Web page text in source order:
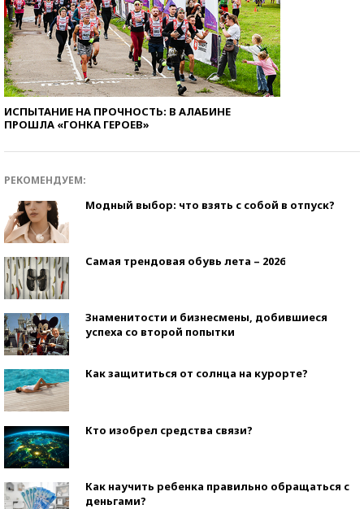
ИСПЫТАНИЕ НА ПРОЧНОСТЬ: В АЛАБИНЕ
ПРОШЛА «ГОНКА ГЕРОЕВ»
РЕКОМЕНДУЕМ:
Модный выбор: что взять с собой в отпуск?
Самая трендовая обувь лета – 2026
Знаменитости и бизнесмены, добившиеся
успеха со второй попытки
Как защититься от солнца на курорте?
Кто изобрел средства связи?
Как научить ребенка правильно обращаться с
деньгами?